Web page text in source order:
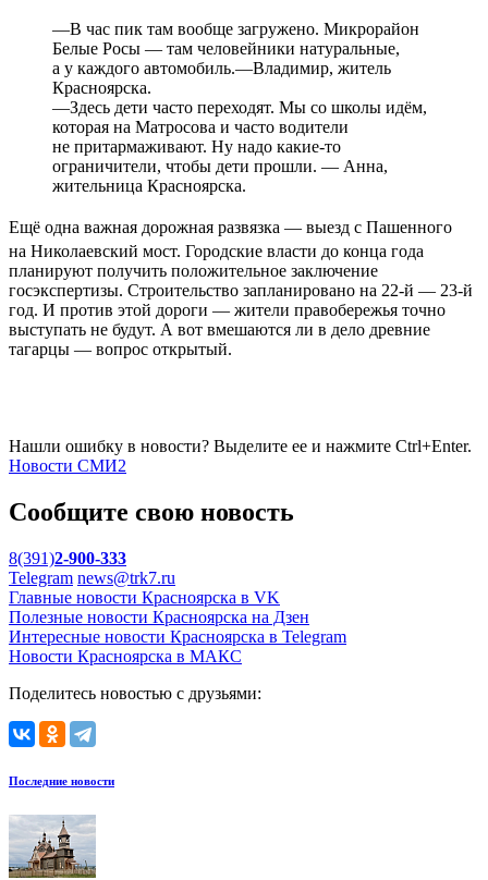
—В час пик там вообще загружено. Микрорайон
Белые Росы — там человейники натуральные,
а у каждого автомобиль.—Владимир, житель
Красноярска.
—Здесь дети часто переходят. Мы со школы идём,
которая на Матросова и часто водители
не притармаживают. Ну надо какие-то
ограничители, чтобы дети прошли. — Анна,
жительница Красноярска.
Ещё одна важная дорожная развязка — выезд с Пашенного
на Николаевский мост. Городские власти до конца года
планируют получить положительное заключение
госэкспертизы. Строительство запланировано на 22-й — 23-й
год. И против этой дороги — жители правобережья точно
выступать не будут. А вот вмешаются ли в дело древние
тагарцы — вопрос открытый.
Нашли ошибку в новости? Выделите ее и нажмите Ctrl+Enter.
Новости СМИ2
Сообщите свою новость
8(391)2-900-333
Telegram news@trk7.ru
Главные новости Красноярска в VK
Полезные новости Красноярска на Дзен
Интересные новости Красноярска в Telegram
Новости Красноярска в МАКС
Поделитесь новостью с друзьями:
Последние новости